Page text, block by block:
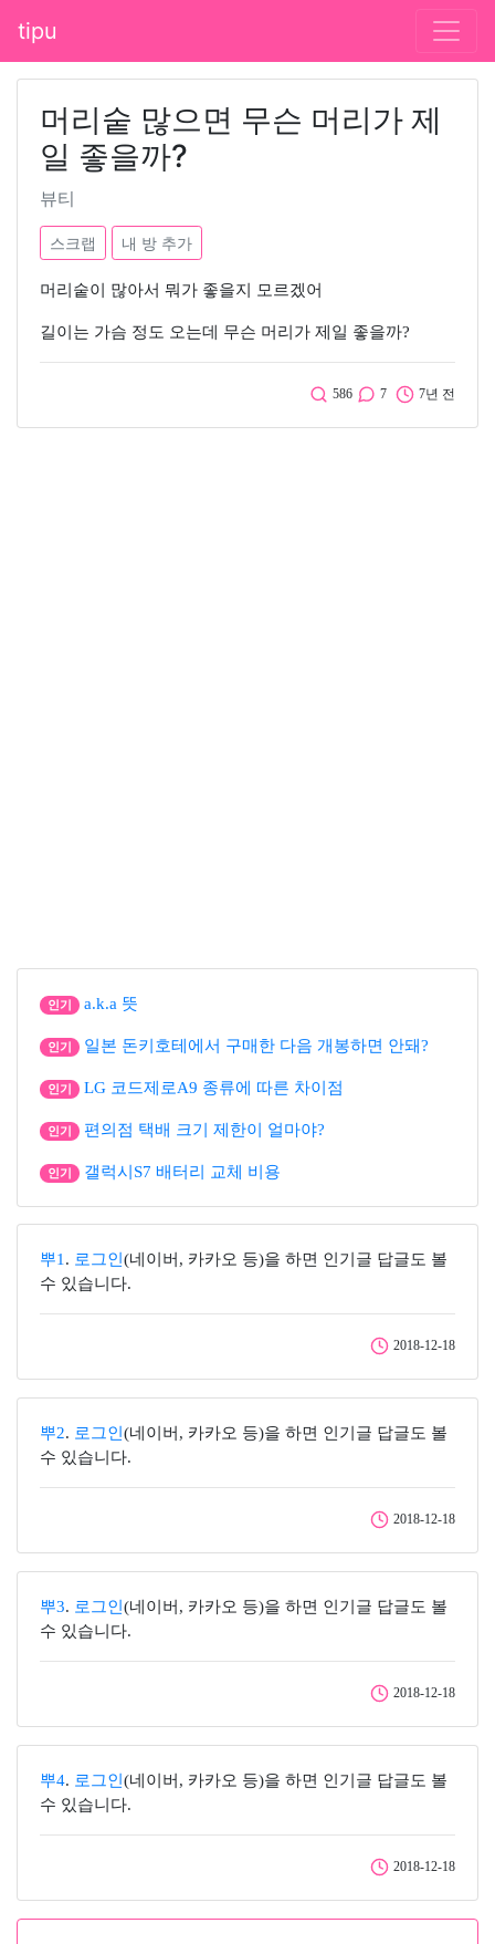
tipu
머리숱 많으면 무슨 머리가 제
일 좋을까?
뷰티
스크랩 내 방 추가
머리숱이 많아서 뭐가 좋을지 모르겠어
길이는 가슴 정도 오는데 무슨 머리가 제일 좋을까?
586 7 7년 전
인기 a.k.a 뜻
인기 일본 돈키호테에서 구매한 다음 개봉하면 안돼?
인기 LG 코드제로A9 종류에 따른 차이점
인기 편의점 택배 크기 제한이 얼마야?
인기 갤럭시S7 배터리 교체 비용
뿌1 . 로그인 (네이버, 카카오 등)을 하면 인기글 답글도 볼
수 있습니다.
2018-12-18
뿌2. 로그인 (네이버, 카카오 등)을 하면 인기글 답글도 볼
수 있습니다.
2018-12-18
뿌3. 로그인 (네이버, 카카오 등)을 하면 인기글 답글도 볼
수 있습니다.
2018-12-18
뿌4. 로그인 (네이버, 카카오 등)을 하면 인기글 답글도 볼
수 있습니다.
2018-12-18